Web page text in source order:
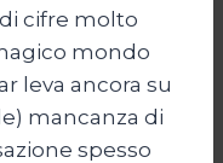
cifre molto
mondo
leva ancora su
mancanza di
spesso